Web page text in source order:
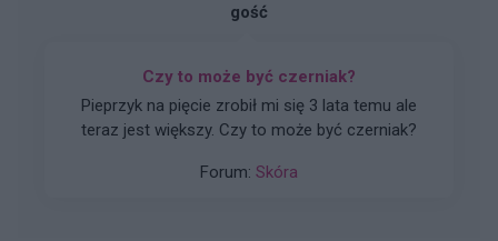
gość
Czy to może być czerniak?
Pieprzyk na pięcie zrobił mi się 3 lata temu ale
teraz jest większy. Czy to może być czerniak?
Forum: Skóra